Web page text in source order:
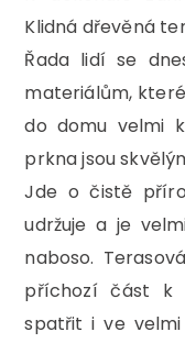
Klidná dřevěná
Řada lidí se
materiálům,
do domu velmi
prkna jsou
Jde o čistě
udržuje a je
naboso.
příchozí část k
spatřit i ve velmi